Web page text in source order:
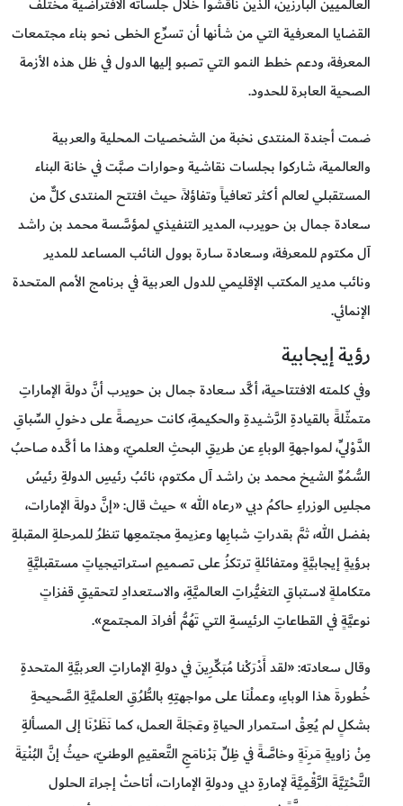
القضايا المعرفية التي من شأنها أن تسرِّع الخطى نحو بناء مجتمعات
المعرفة، ودعم خطط النمو التي تصبو إليها الدول في ظل هذه الأزمة
الصحية العابرة للحدود.
ضمت أجندة المنتدى نخبة من الشخصيات المحلية والعربية
والعالمية، شاركوا بجلسات نقاشية وحوارات صبَّت في خانة البناء
المستقبلي لعالم أكثر تعافياً وتفاؤلاً، حيث افتتح المنتدى كلٌّ من
سعادة جمال بن حويرب، المدير التنفيذي لمؤسَّسة محمد بن راشد
آل مكتوم للمعرفة، وسعادة سارة بوول النائب المساعد للمدير
ونائب مدير المكتب الإقليمي للدول العربية في برنامج الأمم المتحدة
الإنمائي.
رؤية إيجابية
وفي كلمته الافتتاحية، أكَّد سعادة جمال بن حويرب أنَّ دولةَ الإماراتِ
متمثّلةً بالقيادةِ الرَّشيدةِ والحكيمةِ، كانت حريصةً على دخولِ السِّباقِ
الدَّوْليِّ، لمواجهةِ الوباءِ عن طريقِ البحثِ العلميّ، وهذا ما أكَّده صاحبُ
السُّمُوِّ الشيخ محمد بن راشد آل مكتوم، نائبُ رئيسِ الدولةِ رئيسُ
مجلسِ الوزراءِ حاكمُ دبي «رعاه الله » حيث قال: «إنَّ دولةَ الإمارات،
بفضل الله، ثمَّ بقدراتِ شبابِها وعزيمةِ مجتمعِها تنظرُ للمرحلةِ المقبلةِ
برؤيةٍ إيجابيَّةٍ ومتفائلةٍ ترتكزُ على تصميمِ استراتيجياتٍ مستقبليَّةٍ
متكاملةٍ لاستباقِ التغيُّراتِ العالميَّةِ، والاستعدادِ لتحقيقِ قفزاتٍ
نوعيَّةٍ في القطاعاتِ الرئيسةِ التي تَهُمُّ أفرادَ المجتمع».
وقال سعادته: «لقد أَدْرَكْنا مُبَكِّرِينَ في دولةِ الإماراتِ العربيَّةِ المتحدةِ
خُطورةَ هذا الوباءِ، وعملْنَا على مواجهتِهِ بالطُّرُقِ العلميَّةِ الصَّحيحةِ
بشكلٍ لم يُعِقْ استمرار الحياةِ وعَجَلةَ العمل، كما نَظَرْنَا إلى المسألةِ
مِنْ زاويةٍ مَرِنَةٍ وخاصَّةً في ظِلِّ بَرْنامَجِ التَّعقيمِ الوطنيّ، حيثُ إنَّ البُنْيَةَ
التَّحْتِيَّةَ الرَّقْمِيَّةَ لإمارةِ دبي ودولةِ الإمارات، أتاحتْ إجراءَ الحلول